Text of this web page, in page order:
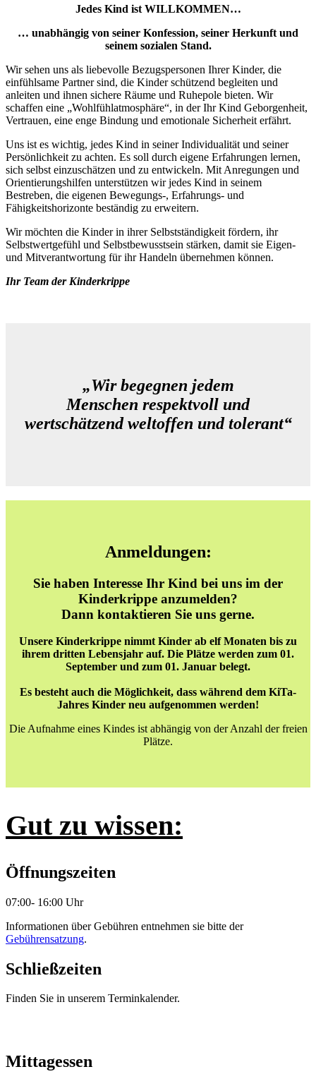
Jedes Kind ist WILLKOMMEN…
… unabhängig von seiner Konfession, seiner Herkunft und
seinem sozialen Stand.
Wir sehen uns als liebevolle Bezugspersonen Ihrer Kinder, die
einfühlsame Partner sind, die Kinder schützend begleiten und
anleiten und ihnen sichere Räume und Ruhepole bieten. Wir
schaffen eine „Wohlfühlatmosphäre“, in der Ihr Kind Geborgenheit,
Vertrauen, eine enge Bindung und emotionale Sicherheit erfährt.
Uns ist es wichtig, jedes Kind in seiner Individualität und seiner
Persönlichkeit zu achten. Es soll durch eigene Erfahrungen lernen,
sich selbst einzuschätzen und zu entwickeln. Mit Anregungen und
Orientierungshilfen unterstützen wir jedes Kind in seinem
Bestreben, die eigenen Bewegungs-, Erfahrungs- und
Fähigkeitshorizonte beständig zu erweitern.
Wir möchten die Kinder in ihrer Selbstständigkeit fördern, ihr
Selbstwertgefühl und Selbstbewusstsein stärken, damit sie Eigen-
und Mitverantwortung für ihr Handeln übernehmen können.
Ihr Team der Kinderkrippe
„Wir begegnen jedem
Menschen respektvoll und
wertschätzend weltoffen und tolerant“
Anmeldungen:
Sie haben Interesse Ihr Kind bei uns im der
Kinderkrippe anzumelden?
Dann kontaktieren Sie uns gerne.
Unsere Kinderkrippe nimmt Kinder ab elf Monaten bis zu
ihrem dritten Lebensjahr auf. Die Plätze werden zum 01.
September und zum 01. Januar belegt.
Es besteht auch die Möglichkeit, dass während dem KiTa-
Jahres Kinder neu aufgenommen werden!
Die Aufnahme eines Kindes ist abhängig von der Anzahl der freien
Plätze.
Gut zu wissen:
Öffnungszeiten
07:00- 16:00 Uhr
Informationen über Gebühren entnehmen sie bitte der
Gebührensatzung.
Schließzeiten
Finden Sie in unserem Terminkalender.
Mittagessen